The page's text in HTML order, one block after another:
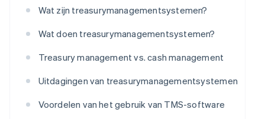
Wat zijn treasurymanagementsystemen?
Wat doen treasurymanagementsystemen?
Treasury management vs. cash management
Uitdagingen van treasurymanagementsystemen
Voordelen van het gebruik van TMS-software